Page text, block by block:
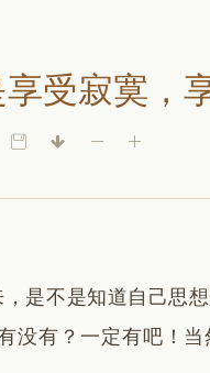
受寂寞，
是不是知道自己思
没有？一定有吧！